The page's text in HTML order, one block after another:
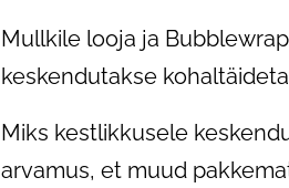
Mullkile looja ja
keskendutakse
Miks kestlikkusele
arvamus, et muud